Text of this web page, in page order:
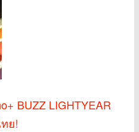
BUZZ LIGHTYEAR
ย!